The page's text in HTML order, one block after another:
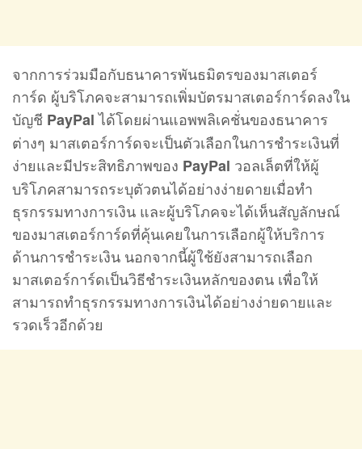
จากการร่วมมือกับธนาคารพันธมิตรของมาสเตอร์
การ์ด ผู้บริโภคจะสามารถเพิ่มบัตรมาสเตอร์การ์ดลงใน
บัญชี PayPalได้โดยผ่านแอพพลิเคชั่นของธนาคาร
ต่างๆ มาสเตอร์การ์ดจะเป็นตัวเลือกในการชำระเงินที่
ง่ายและมีประสิทธิภาพของ PayPal วอลเล็ตที่ให้ผู้
บริโภคสามารถระบุตัวตนได้อย่างง่ายดายเมื่อทำ
ธุรกรรมทางการเงิน และผู้บริโภคจะได้เห็นสัญลักษณ์
ของมาสเตอร์การ์ดที่คุ้นเคยในการเลือกผู้ให้บริการ
ด้านการชำระเงิน นอกจากนี้ผู้ใช้ยังสามารถเลือก
มาสเตอร์การ์ดเป็นวิธีชำระเงินหลักของตน เพื่อให้
สามารถทำธุรกรรมทางการเงินได้อย่างง่ายดายและ
รวดเร็วอีกด้วย